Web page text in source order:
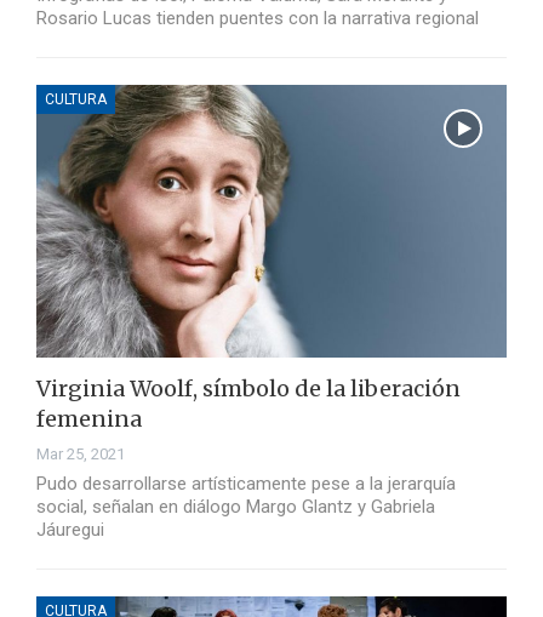
Rosario Lucas tienden puentes con la narrativa regional
CULTURA
Virginia Woolf, símbolo de la liberación
femenina
Mar 25, 2021
Pudo desarrollarse artísticamente pese a la jerarquía
social, señalan en diálogo Margo Glantz y Gabriela
Jáuregui
CULTURA